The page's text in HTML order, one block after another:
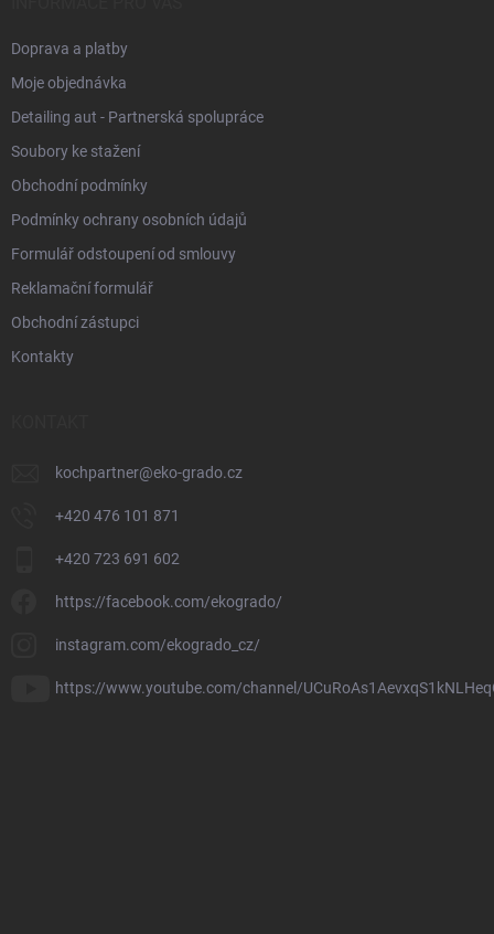
Doprava a platby
Moje objednávka
Detailing aut - Partnerská spolupráce
Soubory ke stažení
Obchodní podmínky
Podmínky ochrany osobních údajů
Formulář odstoupení od smlouvy
Reklamační formulář
Obchodní zástupci
Kontakty
kochpartner@eko-grado.cz
+420 476 101 871
+420 723 691 602
https://facebook.com/ekogrado/
instagram.com/ekogrado_cz/
https://www.youtube.com/channel/